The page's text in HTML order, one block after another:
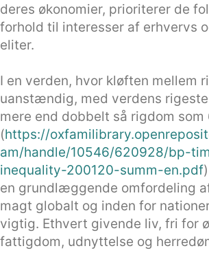
deres økonomier, prioriterer de
forhold til interesser af erhvervs
eliter.
I en verden, hvor kløften mellem
uanstændig, med verdens rigeste
mere end dobbelt så rigdom
(https://
am/handle/10546/620928/bp-
inequality-200120-summ-en.pdf
en grundlæggende omfordeling
magt globalt og inden for
vigtig. Ethvert givende liv, fri for
fattigdom, udnyttelse og